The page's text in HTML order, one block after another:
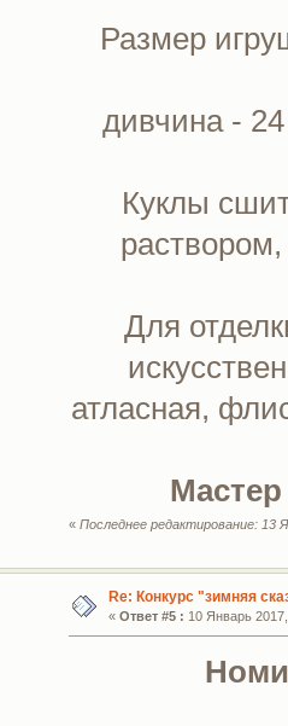
Размер
дивчина -
Куклы
Для
атласная,
«Последнее редактирование: 13
Re: Конкурс "зимняя
« Ответ #5 : 10 Январь